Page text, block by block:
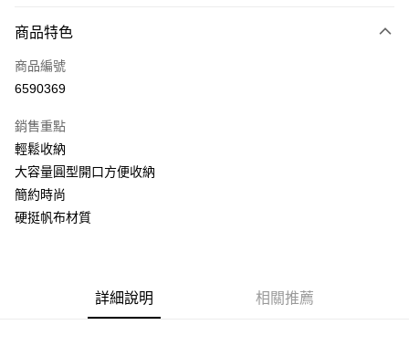
台灣樂天信用卡公司
玉山商業銀行
台灣樂天信用卡公司
相關說明
【大哥付你分期使用說明】
2.付款方式選擇「大哥付你分期」，訂單成立後會自動跳轉到大哥付的交易
流程，驗證手機門號後，選擇欲分期的期數、繳款截止日，確認付款後即完
成交易。
3.實際核准額度、可分期數及費用金額請依後續交易確認頁面所載為準。
4.訂單成立30分鐘內，如未前往確認交易或遇審核未通過，訂單將自動取
法說明評估內容。
2.透過簡訊連結打開帳單後，可選擇「超商條碼／台灣大直營門市／銀行轉
帳／街口支付／iPASS MONEY」等通路繳費。
相關說明
【關於「AFTEE先享後付」】
AFTEE先享後付是「在收到商品之後才付款」的支付方式。 讓您購物簡單
便利好安心！
１．簡單：不需註冊會員、不需綁卡、不需儲值。
２．便利：只要手機號碼，簡訊認證，即可結帳。
結帳頁面，進行簡訊認證並確認金額後，即可完成結帳。
ATM付款
每筆NT$60，滿NT$1,000(含以上)免運費
商品特色
商品編號
6590369
銷售重點
輕鬆收納
大容量圓型開口方便收納
簡約時尚
硬挺帆布材質
詳細說明 相關推薦